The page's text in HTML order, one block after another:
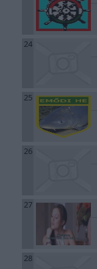
24
25
26
27
28